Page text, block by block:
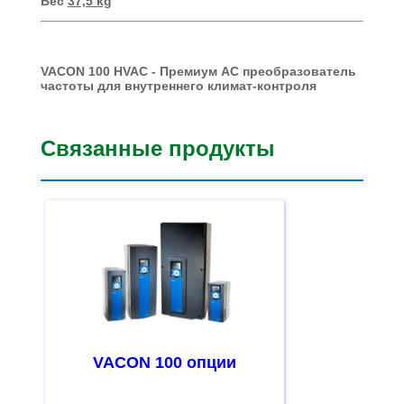
VACON 100 HVAC - Премиум AC преобразователь
частоты для внутреннего климат-контроля
Связанные продукты
VACON 100 опции